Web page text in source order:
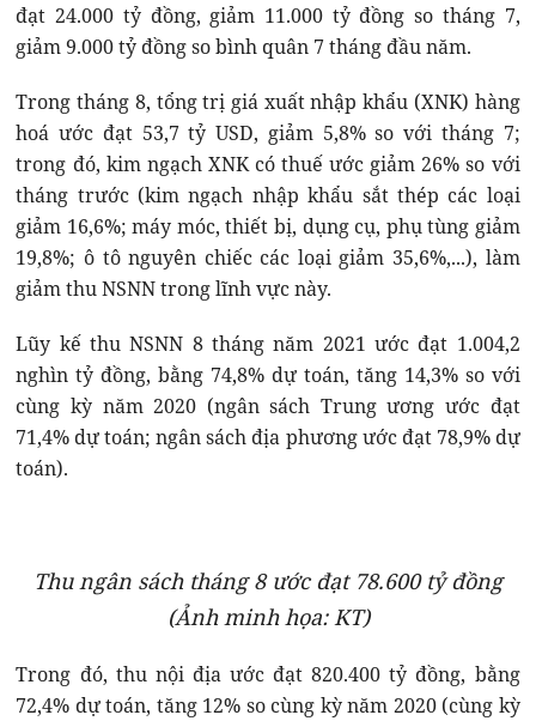
đạt 24.000 tỷ đồng, giảm 11.000 tỷ đồng so tháng 7,
giảm 9.000 tỷ đồng so bình quân 7 tháng đầu năm.
Trong tháng 8, tổng trị giá xuất nhập khẩu (XNK) hàng
hoá ước đạt 53,7 tỷ USD, giảm 5,8% so với tháng 7;
trong đó, kim ngạch XNK có thuế ước giảm 26% so với
tháng trước (kim ngạch nhập khẩu sắt thép các loại
giảm 16,6%; máy móc, thiết bị, dụng cụ, phụ tùng giảm
19,8%; ô tô nguyên chiếc các loại giảm 35,6%,...), làm
giảm thu NSNN trong lĩnh vực này.
Lũy kế thu NSNN 8 tháng năm 2021 ước đạt 1.004,2
nghìn tỷ đồng, bằng 74,8% dự toán, tăng 14,3% so với
cùng kỳ năm 2020 (ngân sách Trung ương ước đạt
71,4% dự toán; ngân sách địa phương ước đạt 78,9% dự
toán).
Thu ngân sách tháng 8 ước đạt 78.600 tỷ đồng
(Ảnh minh họa: KT)
Trong đó, thu nội địa ước đạt 820.400 tỷ đồng, bằng
72,4% dự toán, tăng 12% so cùng kỳ năm 2020 (cùng kỳ